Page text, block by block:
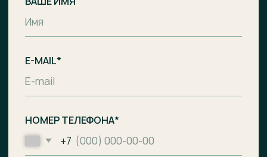
и СПА-центром на побережье
ответственностью
«Специализированный застройщик
«Ривьера Балтики»
Проектное финансирование
предоставил АО «Банк ДОМ.РФ».